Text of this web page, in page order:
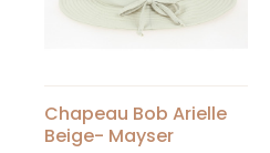
Chapeau Bob Arielle
Beige- Mayser